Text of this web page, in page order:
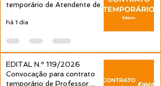
temporário de Atendente de
pela Prefeitura de Cidreira
há 1 dia
EDITAL N.º 119/2026
Convocação para contrato
temporário de Professor